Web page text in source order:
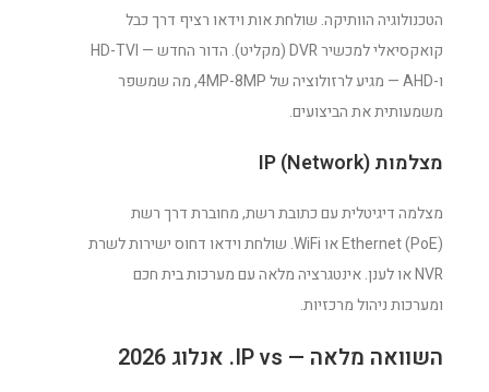
הטכנולוגיה הוותיקה. שולחת אות וידאו רציף דרך כבל
קואקסיאלי למכשיר DVR (מקליט). הדור החדש — HD-TVI
ו-AHD — מגיע לרזולוציה של 4MP-8MP, מה שמשפר
משמעותית את הביצועים.
מצלמות IP (Network)
מצלמה דיגיטלית עם כתובת רשת, מחוברת דרך רשת
Ethernet (PoE) או WiFi. שולחת וידאו דחוס ישירות לשרת
NVR או לענן. אינטגרציה מלאה עם מערכות בית חכם
ומערכות ניהול מרכזיות.
השוואה מלאה — IP vs. אנלוג 2026